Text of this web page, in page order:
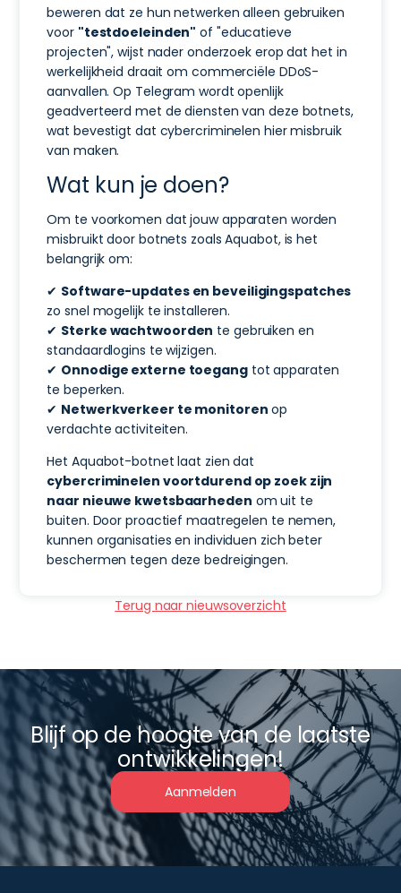
beweren dat ze hun netwerken alleen gebruiken
voor "testdoeleinden" of "educatieve
projecten", wijst nader onderzoek erop dat het in
werkelijkheid draait om commerciële DDoS-
aanvallen. Op Telegram wordt openlijk
geadverteerd met de diensten van deze botnets,
wat bevestigt dat cybercriminelen hier misbruik
van maken.
Wat kun je doen?
Om te voorkomen dat jouw apparaten worden
misbruikt door botnets zoals Aquabot, is het
belangrijk om:
✔ Software-updates en beveiligingspatches
zo snel mogelijk te installeren.
✔ Sterke wachtwoorden te gebruiken en
standaardlogins te wijzigen.
✔ Onnodige externe toegangtot apparaten
te beperken.
✔ Netwerkverkeer te monitoren op
verdachte activiteiten.
Het Aquabot-botnet laat zien dat
cybercriminelen voortdurend op zoek zijn
naar nieuwe kwetsbaarheden om uit te
buiten. Door proactief maatregelen te nemen,
kunnen organisaties en individuen zich beter
beschermen tegen deze bedreigingen.
Terug naar nieuwsoverzicht
Blijf op de hoogte van de laatste
ontwikkelingen!
Aanmelden